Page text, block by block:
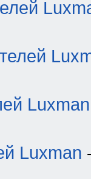
Luxman
Luxman